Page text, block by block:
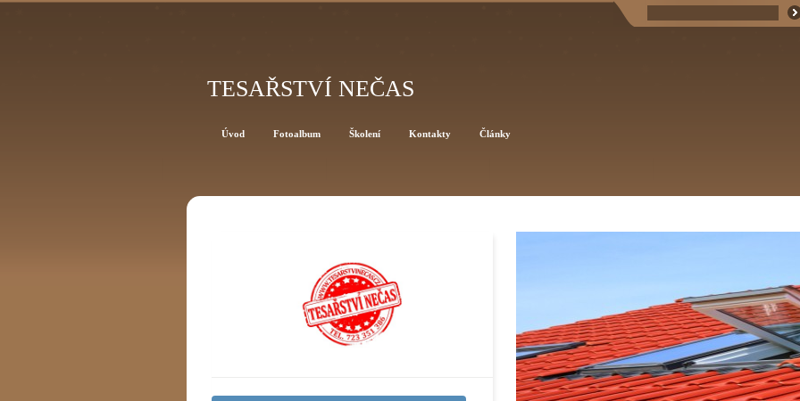
TESAŘSTVÍ NEČAS
Úvod Fotoalbum Školení Kontakty Články